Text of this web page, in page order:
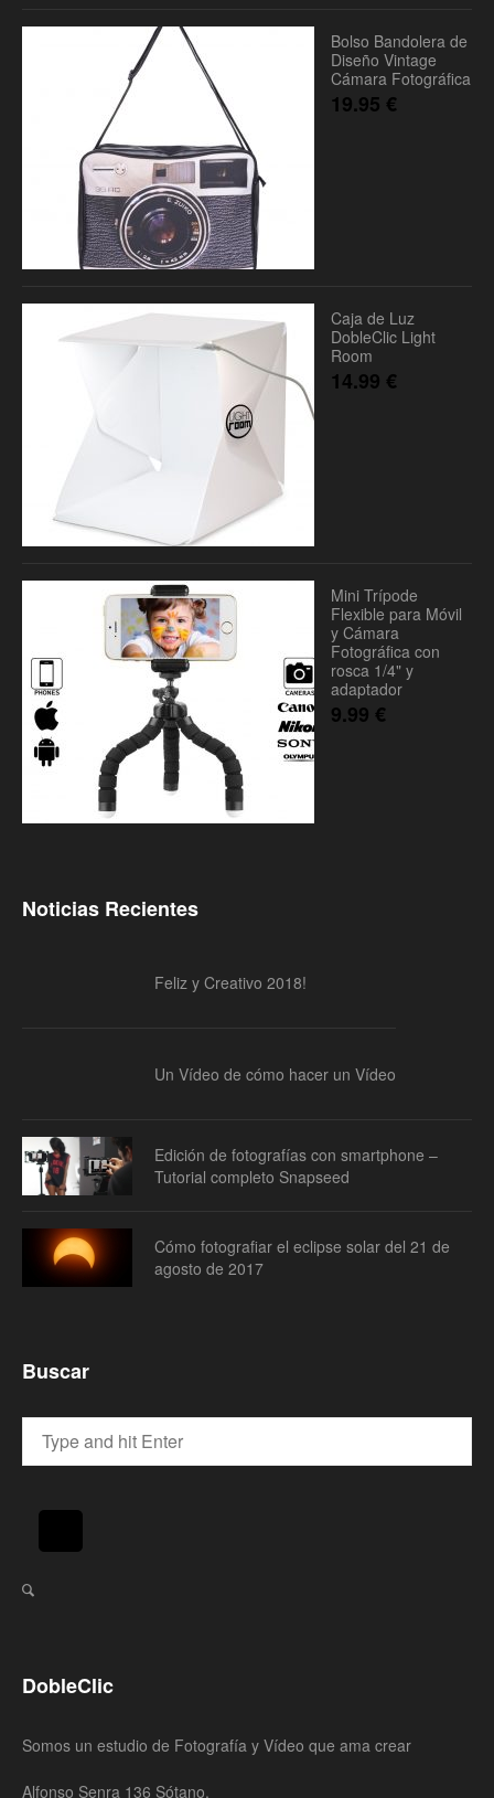
Bolso Bandolera de
Diseño Vintage
Cámara Fotográfica
19.95 €
Caja de Luz
DobleClic Light
Room
14.99 €
Mini Trípode
Flexible para Móvil
y Cámara
Fotográfica con
rosca 1/4" y
adaptador
9.99 €
Noticias Recientes
Feliz y Creativo 2018!
Un Vídeo de cómo hacer un Vídeo
Edición de fotografías con smartphone –
Tutorial completo Snapseed
Cómo fotografiar el eclipse solar del 21 de
agosto de 2017
Buscar
DobleClic
Somos un estudio de Fotografía y Vídeo que ama crear
Alfonso Senra 136 Sótano,